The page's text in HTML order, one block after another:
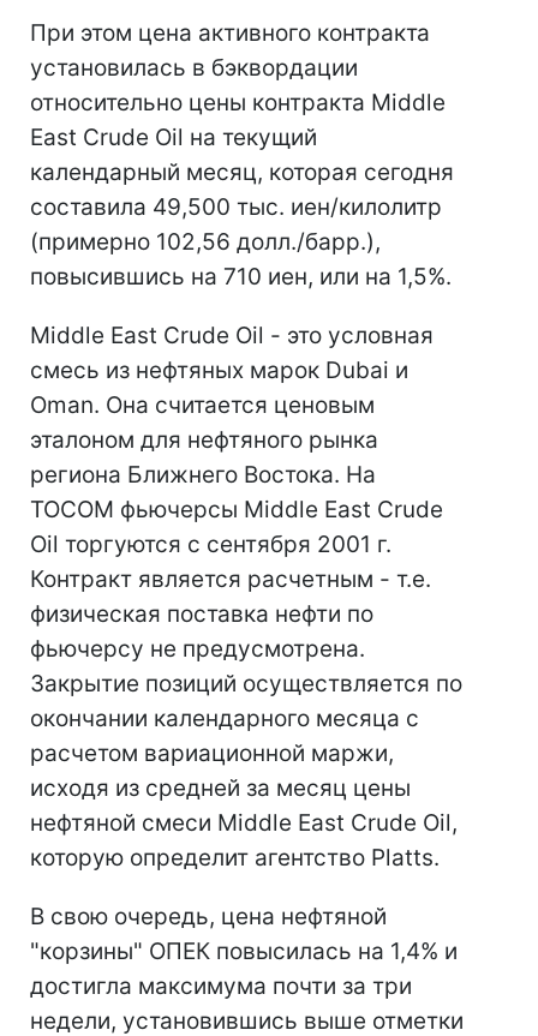
При этом цена активного контракта
установилась в бэквордации
относительно цены контракта Middle
East Crude Oil на текущий
календарный месяц, которая сегодня
составила 49,500 тыс. иен/килолитр
(примерно 102,56 долл./барр.),
повысившись на 710 иен, или на 1,5%.
Middle East Crude Oil - это условная
смесь из нефтяных марок Dubai и
Oman. Она считается ценовым
эталоном для нефтяного рынка
региона Ближнего Востока. На
TOCOM фьючерсы Middle East Crude
Oil торгуются с сентября 2001 г.
Контракт является расчетным - т.е.
физическая поставка нефти по
фьючерсу не предусмотрена.
Закрытие позиций осуществляется по
окончании календарного месяца с
расчетом вариационной маржи,
исходя из средней за месяц цены
нефтяной смеси Middle East Crude Oil,
которую определит агентство Platts.
В свою очередь, цена нефтяной
"корзины" ОПЕК повысилась на 1,4% и
достигла максимума почти за три
недели, установившись выше отметки